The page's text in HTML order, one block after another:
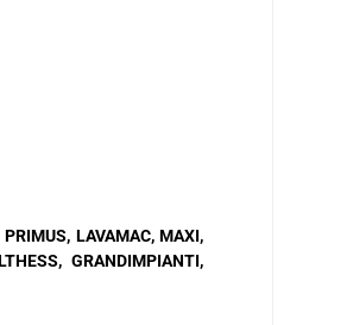
LAVAMAC, MAXI,
GRANDIMPIANTI,